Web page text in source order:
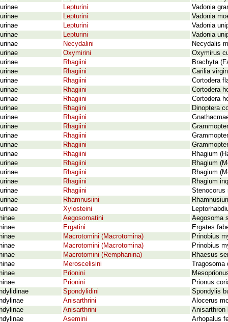
Lepturini
Vadonia
Lepturini
Vadonia
Lepturini
Vadonia
Lepturini
Vadonia
Necydalini
Necydalis
Oxymirini
Oxymirus
Rhagiini
Brachyta
Rhagiini
Carilia
Rhagiini
Cortodera
Rhagiini
Cortodera
Rhagiini
Cortodera
Rhagiini
Dinoptera
Rhagiini
Rhagiini
Rhagiini
Rhagiini
Rhagiini
Rhagium
Rhagiini
Rhagium
Rhagiini
Rhagium
Rhagiini
Rhagium
Rhagiini
Stenocorus
Rhamnusiini
Xylosteini
Aegosomatini
Aegosoma
Ergatini
Ergates
Macrotomini (Macrotomina)
Prinobius
Macrotomini (Macrotomina)
Prinobius
Macrotomini (Remphanina)
Rhaesus
Meroscelisini
Prionini
Prionini
Prionus
Spondylidini
Spondylis
Anisarthrini
Alocerus
Anisarthrini
Anisarthron
Asemini
Arhopalus